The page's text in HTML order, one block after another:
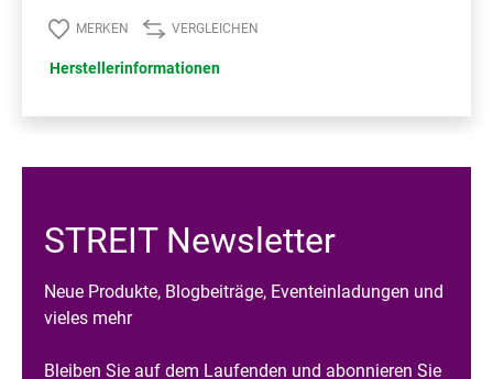
MERKEN VERGLEICHEN
Herstellerinformationen
STREIT Newsletter
Neue Produkte, Blogbeiträge, Eventeinladungen und
vieles mehr
Bleiben Sie auf dem Laufenden und abonnieren Sie